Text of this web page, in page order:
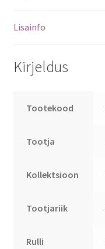
Lisainfo
Kirjeldus
Tootekood
Tootja
Kollektsioon
Tootjariik
Rulli